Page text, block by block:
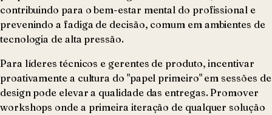
contribuindo para o bem-estar mental do profissional e
prevenindo a fadiga de decisão, comum em ambientes de
tecnologia de alta pressão.
Para líderes técnicos e gerentes de produto, incentivar
proativamente a cultura do "papel primeiro" em sessões de
design pode elevar a qualidade das entregas. Promover
workshops onde a primeira iteração de qualquer solução